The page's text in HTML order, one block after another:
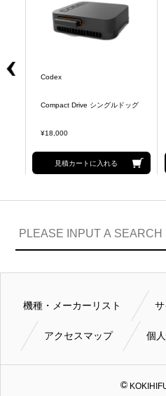
Codex
Compact Drive シングルドッグ
¥18,000
見積カートに入れる
機種・メーカーリスト
アクセスマップ 個